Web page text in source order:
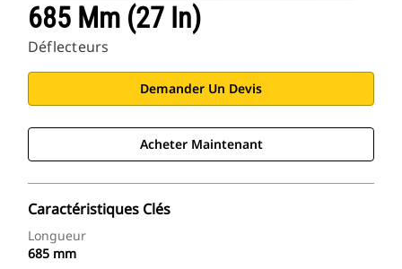
685 Mm (27 In)
Déflecteurs
Demander Un Devis
Acheter Maintenant
Caractéristiques Clés
Longueur
685 mm